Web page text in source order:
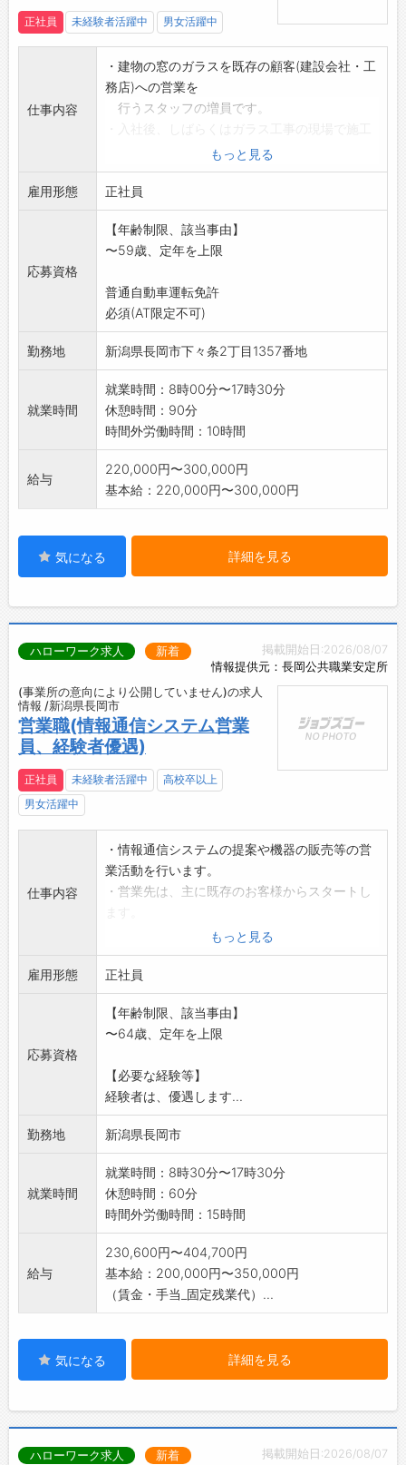
正社員 未経験者活躍中 男女活躍中
仕事内容
・建物の窓のガラスを既存の顧客(建設会社・工
務店)への営業を
行うスタッフの増員です。
補助員としての経験
を積んでもらい、その後、建築図面の見方、
積算方法を学びなが
ら、先輩社員と同行営業を行います。
・飛び込み営業はありませんので、初心者の方
でも安心してキャリ
明るく、元気に対応出来る方を募集していま
す。
・未経験の方は、先輩スタッフがきちんと指導
しますので安心して
変更範囲:変更無し
もっと見る
雇用形態 正社員
応募資格
【年齢制限、該当事由】
〜59歳、定年を上限
普通自動車運転免許
必須(AT限定不可)
勤務地 新潟県長岡市下々条2丁目1357番地
就業時間
就業時間：8時00分〜17時30分
休憩時間：90分
時間外労働時間：10時間
給与
220,000円〜300,000円
基本給：220,000円〜300,000円
気になる 詳細を見る
掲載開始日:2026/08/07
情報提供元：長岡公共職業安定所
ハローワーク求人 新着
(事業所の意向により公開していません)の求人
情報 /新潟県長岡市
営業職(情報通信システム営業
員、経験者優遇)
正社員 未経験者活躍中
高校卒以上
男女活躍中
仕事内容
・情報通信システムの提案や機器の販売等の営
業活動を行います。
・営業先は、主に既存のお客様からスタートし
・県内の民間企業や官公庁が中心です。特にノ
ルマはありません。
・業務に使用する社用車あり。
※社内研修/社外研修あり
※資格取得支援制度や資格手当あり
○経験者は特に優遇いたします
ークで相談後)
「変更の範囲:変更なし」
もっと見る
雇用形態 正社員
応募資格
【年齢制限、該当事由】
〜64歳、定年を上限
【必要な経験等】
経験者は、優遇します...
勤務地 新潟県長岡市
就業時間
就業時間：8時30分〜17時30分
休憩時間：60分
時間外労働時間：15時間
給与
230,600円〜404,700円
基本給：200,000円〜350,000円
（賃金・手当_固定残業代）...
気になる 詳細を見る
掲載開始日:2026/08/07
ハローワーク求人 新着